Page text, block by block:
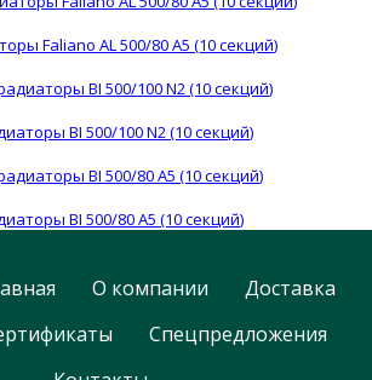
Faliano AL 500/80 A5 (10 секций)
BI 500/100 N2 (10 секций)
BI 500/80 А5 (10 секций)
О компании
Доставка
Спецпредложения